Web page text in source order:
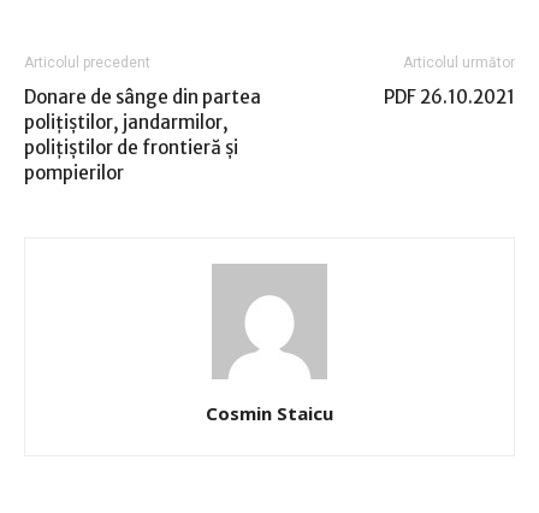
Articolul precedent
Donare de sânge din partea
poliţiştilor, jandarmilor,
poliţiştilor de frontieră şi
pompierilor
Articolul următor
PDF 26.10.2021
Cosmin Staicu